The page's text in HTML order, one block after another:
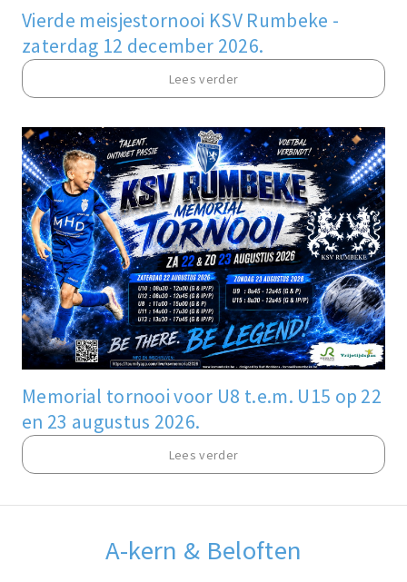
Vierde meisjestornooi KSV Rumbeke -
zaterdag 12 december 2026.
Lees verder
Memorial tornooi voor U8 t.e.m. U15 op 22
en 23 augustus 2026.
Lees verder
A-kern & Beloften